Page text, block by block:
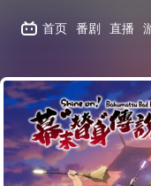
首页 番剧 直播